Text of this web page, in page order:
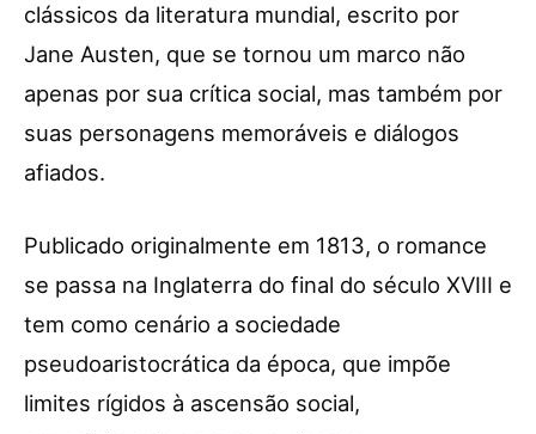
clássicos da literatura mundial, escrito por
Jane Austen, que se tornou um marco não
apenas por sua crítica social, mas também por
suas personagens memoráveis e diálogos
afiados.
Publicado originalmente em 1813, o romance
se passa na Inglaterra do final do século XVIII e
tem como cenário a sociedade
pseudoaristocrática da época, que impõe
limites rígidos à ascensão social,